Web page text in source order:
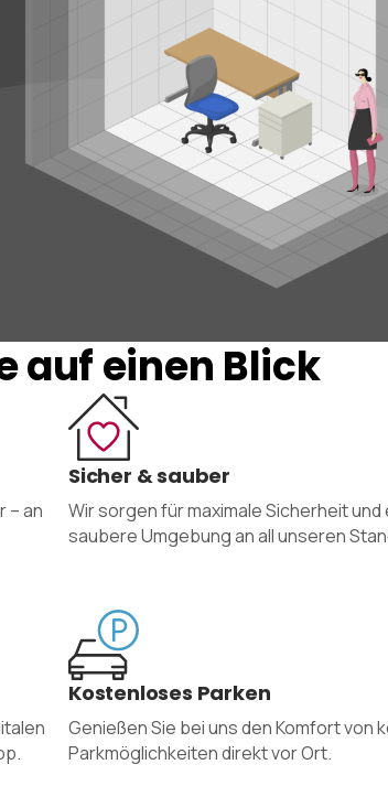
auf einen Blick
– an
Sicher & sauber
Wir sorgen für maximale Sicherheit
saubere Umgebung an all unseren
Kostenloses Parken
Genießen Sie bei uns den Komfort von
Parkmöglichkeiten direkt vor Ort.